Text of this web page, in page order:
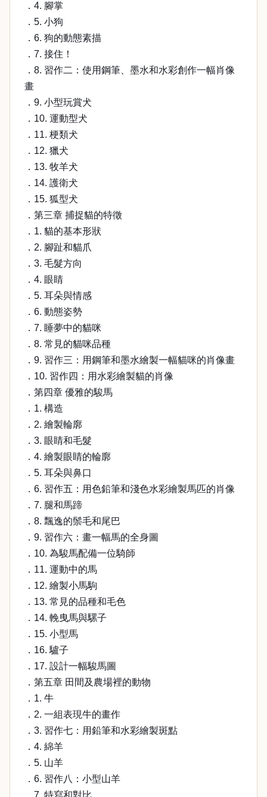
．4. 腳掌
．5. 小狗
．6. 狗的動態素描
．7. 接住！
．8. 習作二：使用鋼筆、墨水和水彩創作一幅肖像
畫
．9. 小型玩賞犬
．10. 運動型犬
．11. 梗類犬
．12. 獵犬
．13. 牧羊犬
．14. 護衛犬
．15. 狐型犬
．第三章 捕捉貓的特徵
．1. 貓的基本形狀
．2. 腳趾和貓爪
．3. 毛髮方向
．4. 眼睛
．5. 耳朵與情感
．6. 動態姿勢
．7. 睡夢中的貓咪
．8. 常見的貓咪品種
．9. 習作三：用鋼筆和墨水繪製一幅貓咪的肖像畫
．10. 習作四：用水彩繪製貓的肖像
．第四章 優雅的駿馬
．1. 構造
．2. 繪製輪廓
．3. 眼睛和毛髮
．4. 繪製眼睛的輪廓
．5. 耳朵與鼻口
．6. 習作五：用色鉛筆和淺色水彩繪製馬匹的肖像
．7. 腿和馬蹄
．8. 飄逸的鬃毛和尾巴
．9. 習作六：畫一幅馬的全身圖
．10. 為駿馬配備一位騎師
．11. 運動中的馬
．12. 繪製小馬駒
．13. 常見的品種和毛色
．14. 輓曳馬與騾子
．15. 小型馬
．16. 驢子
．17. 設計一幅駿馬圖
．第五章 田間及農場裡的動物
．1. 牛
．2. 一組表現牛的畫作
．3. 習作七：用鉛筆和水彩繪製斑點
．4. 綿羊
．5. 山羊
．6. 習作八：小型山羊
．7. 特寫和對比